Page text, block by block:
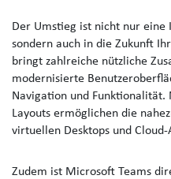
Der Umstieg ist nicht nur eine
sondern auch in die Zukunft
bringt zahlreiche nützliche
modernisierte
Navigation und Funktionalität.
Layouts ermöglichen die
virtuellen Desktops und Cloud-
Zudem ist Microsoft Teams